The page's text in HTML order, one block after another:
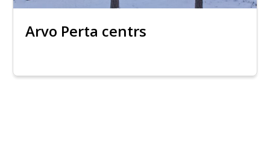
Arvo Perta centrs